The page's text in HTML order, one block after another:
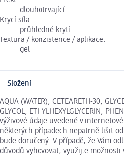
dlouhotrvající
Krycí síla:
průhledné krytí
Textura / konzistence / aplikace:
gel
Složení
AQUA (WATER), CETEARETH-30,
GLYCOL, ETHYLHEXYLGLYCERIN,
výživové údaje uvedené v
některých případech nepatrně lišit
bude doručený. V případě, že Vám
důvodů vyhovovat, využijte možnosti